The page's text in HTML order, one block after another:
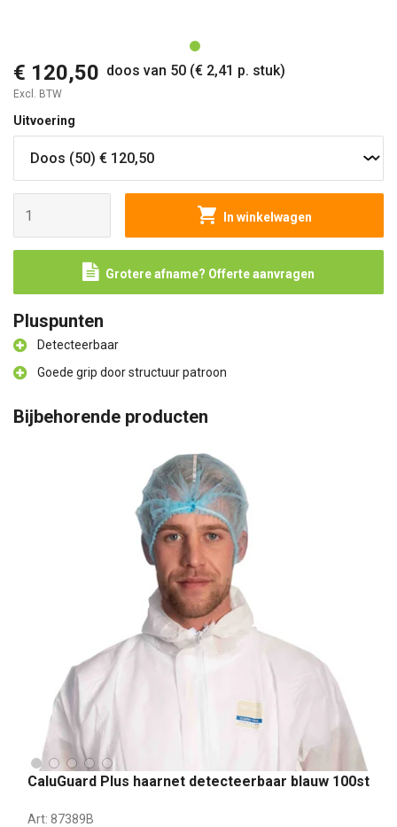
€ 120,50 doos van 50 (€ 2,41 p. stuk)
Excl. BTW
Uitvoering
In winkelwagen
Grotere afname? Offerte aanvragen
Pluspunten
Detecteerbaar
Goede grip door structuur patroon
Bijbehorende producten
CaluGuard Plus haarnet detecteerbaar blauw 100st
Art: 87389B